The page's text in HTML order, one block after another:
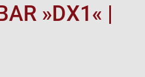
»DX1« |